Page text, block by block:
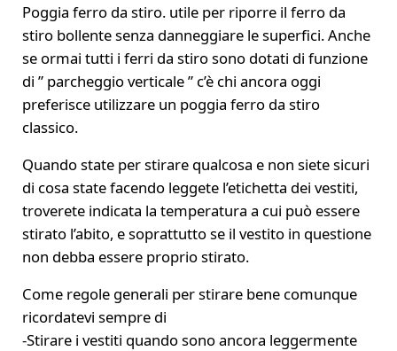
Poggia ferro da stiro. utile per riporre il ferro da
stiro bollente senza danneggiare le superfici. Anche
se ormai tutti i ferri da stiro sono dotati di funzione
di ” parcheggio verticale ” c’è chi ancora oggi
preferisce utilizzare un poggia ferro da stiro
classico.
Quando state per stirare qualcosa e non siete sicuri
di cosa state facendo leggete l’etichetta dei vestiti,
troverete indicata la temperatura a cui può essere
stirato l’abito, e soprattutto se il vestito in questione
non debba essere proprio stirato.
Come regole generali per stirare bene comunque
ricordatevi sempre di
-Stirare i vestiti quando sono ancora leggermente